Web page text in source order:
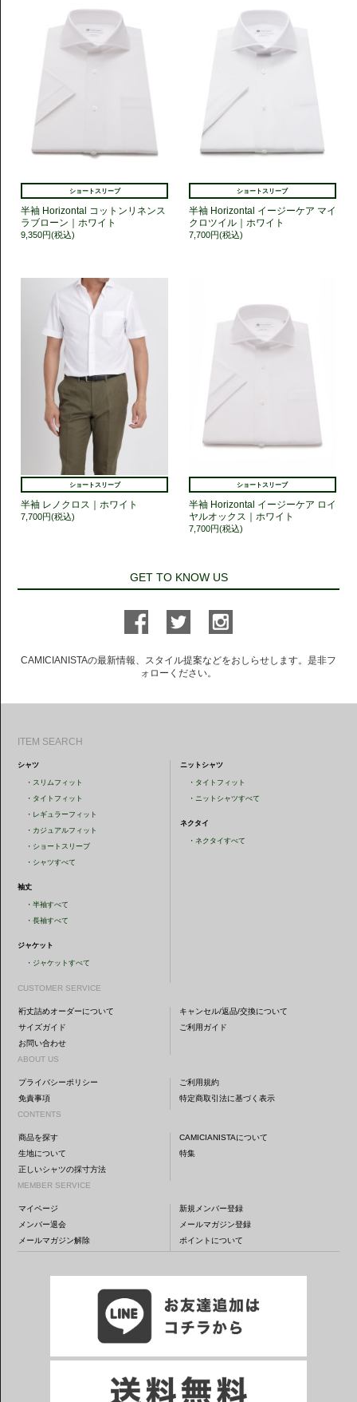
ショートスリーブ
半袖 Horizontal コットンリネンス
ラブローン｜ホワイト
9,350円(税込)
ショートスリーブ
半袖 Horizontal イージーケア マイ
クロツイル｜ホワイト
7,700円(税込)
ショートスリーブ
半袖 レノクロス｜ホワイト
7,700円(税込)
ショートスリーブ
半袖 Horizontal イージーケア ロイ
ヤルオックス｜ホワイト
7,700円(税込)
GET TO KNOW US
CAMICIANISTAの最新情報、スタイル提案などをおしらせします。是非フ
ォローください。
ITEM SEARCH
シャツ
・ スリムフィット
・ タイトフィット
・ レギュラーフィット
・ カジュアルフィット
・ ショートスリーブ
・ シャツすべて
袖丈
・半袖すべて
・長袖すべて
ジャケット
・ ジャケットすべて
ニットシャツ
・ タイトフィット
・ニットシャツすべて
ネクタイ
・ネクタイすべて
CUSTOMER SERVICE
裄丈詰めオーダーについて
キャンセル/返品/交換について
サイズガイド
ご利用ガイド
お問い合わせ
ABOUT US
プライバシーポリシー
ご利用規約
免責事項
特定商取引法に基づく表示
CONTENTS
商品を探す
CAMICIANISTAについて
生地について
特集
正しいシャツの採寸方法
MEMBER SERVICE
マイページ
新規メンバー登録
メンバー退会
メールマガジン登録
メールマガジン解除
ポイントについて